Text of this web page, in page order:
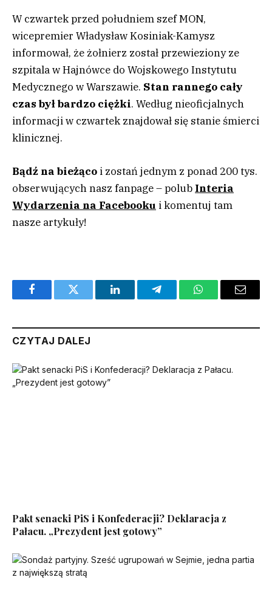
W czwartek przed południem szef MON,
wicepremier Władysław Kosiniak-Kamysz
informował, że żołnierz został przewieziony ze
szpitala w Hajnówce do Wojskowego Instytutu
Medycznego w Warszawie. Stan rannego cały
czas był bardzo ciężki. Według nieoficjalnych
informacji w czwartek znajdował się stanie śmierci
klinicznej.
Bądź na bieżąco i zostań jednym z ponad 200 tys.
obserwujących nasz fanpage – polub Interia
Wydarzenia na Facebooku i komentuj tam
nasze artykuły!
FacebookTwitter LinkedInTelegramWhatsAppEmail
CZYTAJ DALEJ
Pakt senacki PiS i Konfederacji? Deklaracja z
Pałacu. „Prezydent jest gotowy”